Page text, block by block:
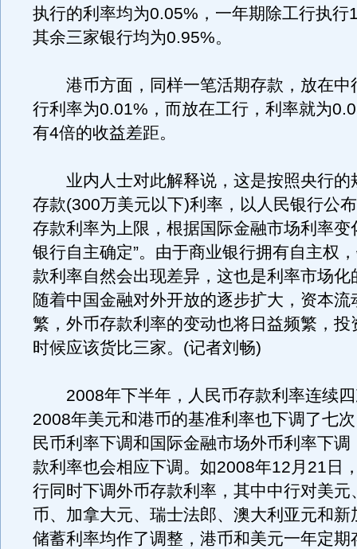
执行的利率均为0.05%，一年期除工行执行
其余三家银行均为0.95%。
港币方面，同样一笔活期存款，放在中
行利率为0.01%，而放在工行，利率就为
有4倍的收益差距。
业内人士对此解释说，这是按照央行的
存款(300万美元以下)利率，以人民银行公
存款利率为上限，根据国际金融市场利率变
银行自主确定”。由于商业银行拥有自主权
款利率自然会出现差异，这也是利率市场化
随着中国金融对外开放的逐步扩大，资本流
繁，外币存款利率的变动也将日益频繁，投
时候应该货比三家。(记者刘畅)
2008年下半年，人民币存款利率连续四
2008年美元和港币的基准利率也下调了七
民币利率下调和国际金融市场外币利率下调
款利率也会相应下调。如2008年12月21日
行同时下调外币存款利率，其中中行对美元
币、加拿大元、瑞士法郎、澳大利亚元和新
储蓄利率均作了调整，港币和美元一年定期